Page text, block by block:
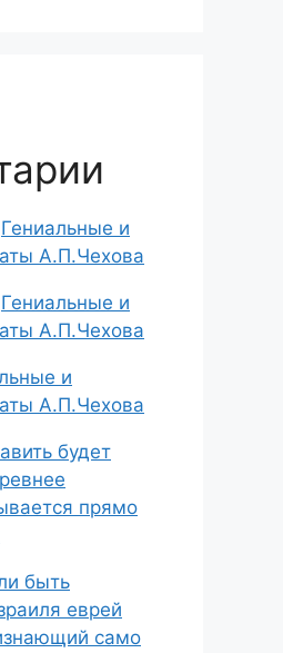
Гениальные и
А.П.Чехова
Гениальные и
А.П.Чехова
и
А.П.Чехова
будет
прямо
быть
еврей
само